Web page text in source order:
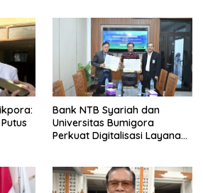
Bank NTB Syariah dan
Universitas Bumigora
Perkuat Digitalisasi Layanan